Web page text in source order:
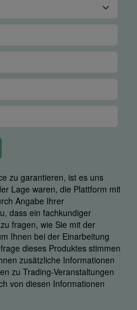
zu garantieren, ist es uns
Lage waren, die Plattform mit
Angabe Ihrer
dass ein fachkundiger
fragen, wie Sie mit der
Ihnen bei der Einarbeitung
dieses Produktes stimmen
zusätzliche Informationen
zu Trading-Veranstaltungen
von diesen Informationen